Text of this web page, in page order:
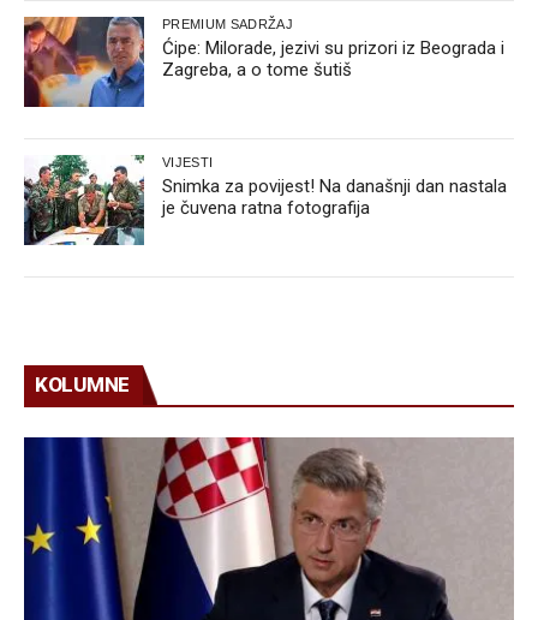
PREMIUM SADRŽAJ
Ćipe: Milorade, jezivi su prizori iz Beograda i
Zagreba, a o tome šutiš
VIJESTI
Snimka za povijest! Na današnji dan nastala
je čuvena ratna fotografija
KOLUMNE